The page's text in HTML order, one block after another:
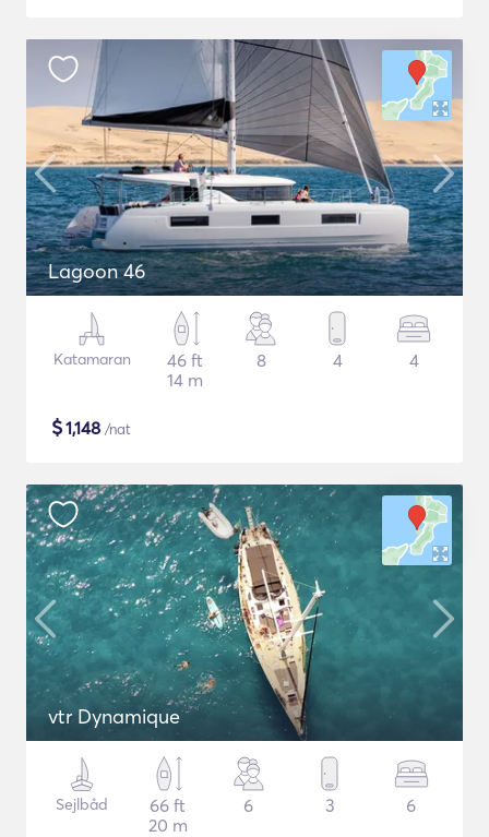
Lagoon 46
Katamaran
46 ft
14 m
8 4 4
$1,148 /nat
vtr Dynamique
Sejlbåd
66 ft
20 m
6 3 6